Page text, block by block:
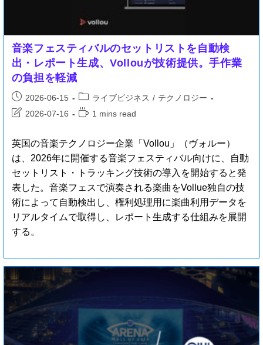
音楽フェスティバルのセットリストを自動検
出・レポート生成、Vollouが技術提供。手作業
の負担を軽減
2026-06-15 ライブビジネス / テクノロジー
2026-07-16
1 mins read
英国の音楽テクノロジー企業「Vollou」（ヴォルー）
は、2026年に開催する音楽フェスティバル向けに、自動
セットリスト・トラッキング技術の導入を開始すると発
表した。音楽フェスで演奏される楽曲をVollue独自の技
術によって自動検出し、権利処理用に楽曲利用データを
リアルタイムで取得し、レポート生成する仕組みを展開
する。